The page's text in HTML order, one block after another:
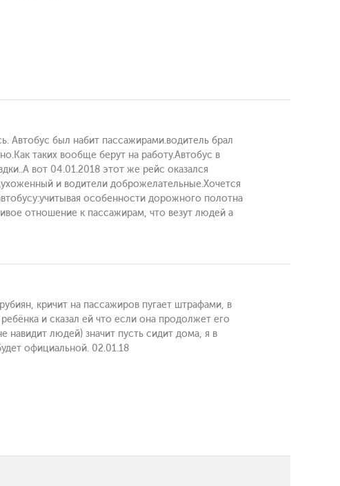
Автобус был набит пассажирами.водитель брал
таких вообще берут на работу.Автобус в
вот 04.01.2018 этот же рейс оказался
и водители доброжелательные.Хочется
особенности дорожного полотна
отношение к пассажирам, что везут людей а
кричит на пассажиров пугает штрафами, в
и сказал ей что если она продолжет его
людей) значит пусть сидит дома, я в
официальной. 02.01.18